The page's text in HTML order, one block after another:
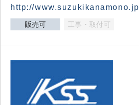
http://www.suzukikanamono.jp
販売可 工事・取付可